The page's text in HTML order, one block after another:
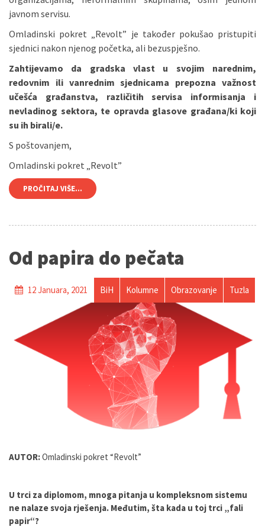
javnom servisu.
Omladinski pokret „Revolt” je također pokušao pristupiti
sjednici nakon njenog početka, ali bezuspješno.
Zahtijevamo da gradska vlast u svojim narednim,
redovnim ili vanrednim sjednicama prepozna važnost
učešća građanstva, različitih servisa informisanja i
nevladinog sektora, te opravda glasove građana/ki koji
su ih birali/e.
S poštovanjem,
Omladinski pokret „Revolt”
PROČITAJ VIŠE...
Od papira do pečata
12 Januara, 2021 BiH Kolumne Obrazovanje Tuzla
AUTOR:Omladinski pokret “Revolt”
U trci za diplomom, mnoga pitanja u kompleksnom sistemu
ne nalaze svoja rješenja. Međutim, šta kada u toj trci „fali
papir“?